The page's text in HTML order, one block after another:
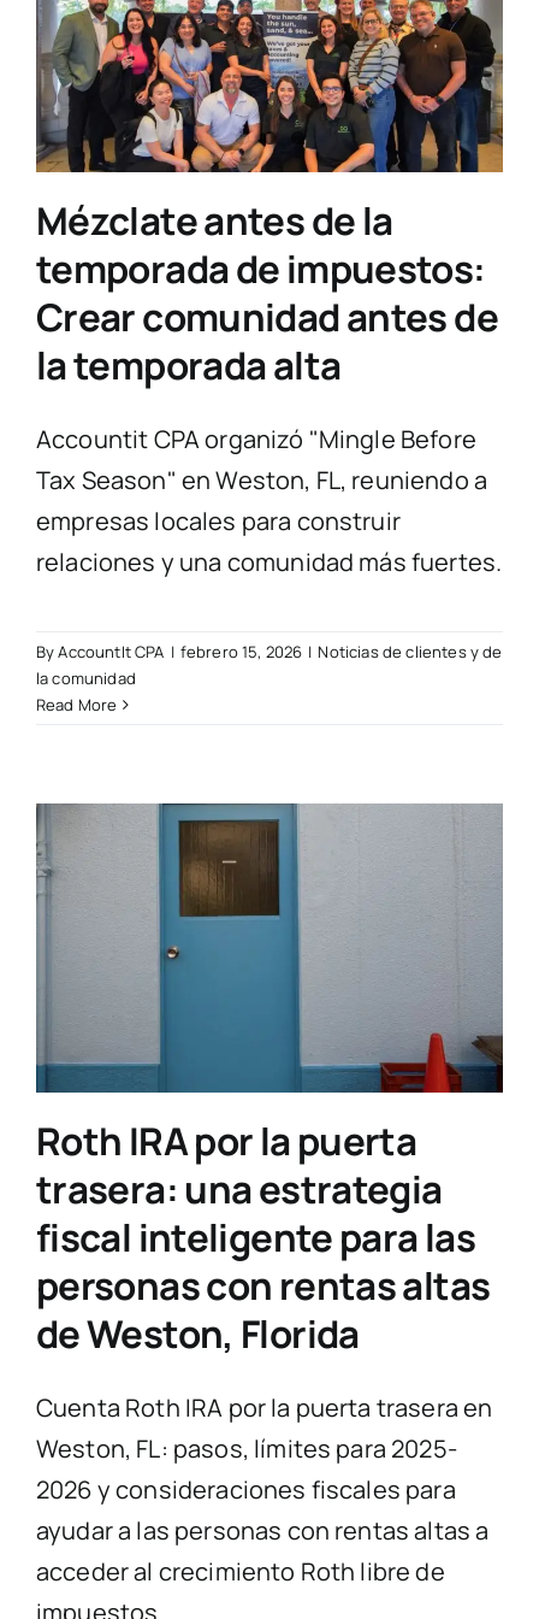
Preguntas frecuentes
Blogs
Contacta con nosotros
Mézclate antes de la
temporada de impuestos:
Crear comunidad antes de
la temporada alta
Accountit CPA organizó "Mingle Before
Tax Season" en Weston, FL, reuniendo a
empresas locales para construir
relaciones y una comunidad más fuertes.
ByAccountIt CPA | febrero 15, 2026 | Noticias de clientes y de
la comunidad
Read More
Roth IRA por la puerta
trasera: una estrategia
fiscal inteligente para las
personas con rentas altas
de Weston, Florida
Cuenta Roth IRA por la puerta trasera en
Weston, FL: pasos, límites para 2025-
2026 y consideraciones fiscales para
ayudar a las personas con rentas altas a
acceder al crecimiento Roth libre de
impuestos.